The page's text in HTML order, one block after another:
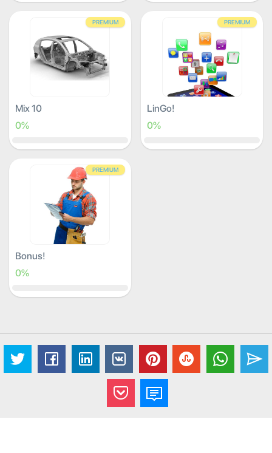
PREMIUM
Mix 10
0%
PREMIUM
LinGo!
0%
PREMIUM
Bonus!
0%